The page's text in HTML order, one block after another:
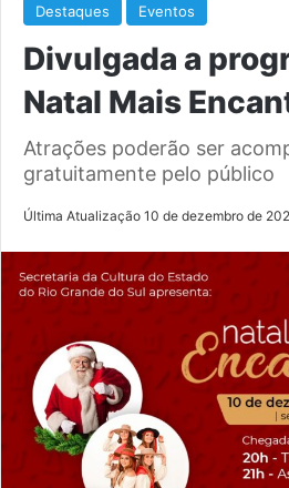
Destaques Eventos
Divulgada a
Natal Mais
Atrações poderão ser
gratuitamente pelo público
Última Atualização 10 de dezembro de